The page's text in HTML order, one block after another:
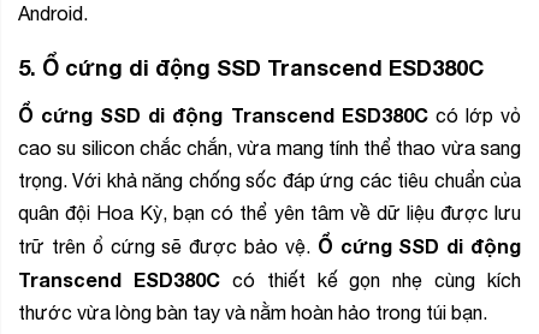
Android.
5. Ổ cứng di động SSD Transcend ESD380C
Ổ cứng SSD di động Transcend ESD380Ccó lớp vỏ
cao su silicon chắc chắn, vừa mang tính thể thao vừa sang
trọng. Với khả năng chống sốc đáp ứng các tiêu chuẩn của
quân đội Hoa Kỳ, bạn có thể yên tâm về dữ liệu được lưu
trữ trên ổ cứng sẽ được bảo vệ. Ổ cứng SSD di động
Transcend ESD380Ccó thiết kế gọn nhẹ cùng kích
thước vừa lòng bàn tay và nằm hoàn hảo trong túi bạn.